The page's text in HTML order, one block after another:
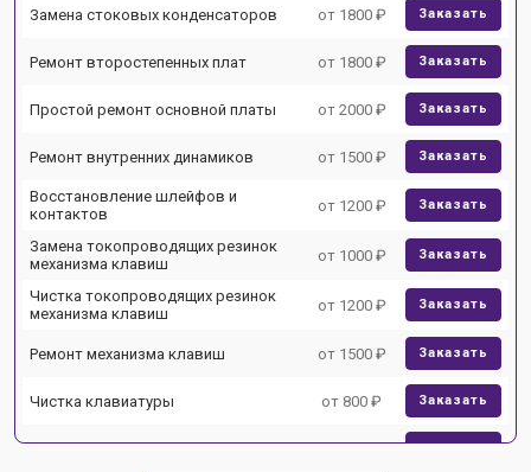
Замена стоковых конденсаторов от 1800 ₽ Заказать
Ремонт второстепенных плат от 1800 ₽ Заказать
Простой ремонт основной платы от 2000 ₽ Заказать
Ремонт внутренних динамиков от 1500 ₽ Заказать
Восстановление шлейфов и
контактов
от 1200 ₽ Заказать
Замена токопроводящих резинок
механизма клавиш
от 1000 ₽ Заказать
Чистка токопроводящих резинок
механизма клавиш
от 1200 ₽ Заказать
Ремонт механизма клавиш от 1500 ₽ Заказать
Чистка клавиатуры от 800 ₽ Заказать
Ремонт клавиш от 1500 ₽ Заказать